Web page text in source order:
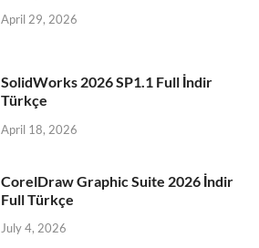
April 29, 2026
SolidWorks 2026 SP1.1 Full İndir
Türkçe
April 18, 2026
CorelDraw Graphic Suite 2026 İndir
Full Türkçe
July 4, 2026